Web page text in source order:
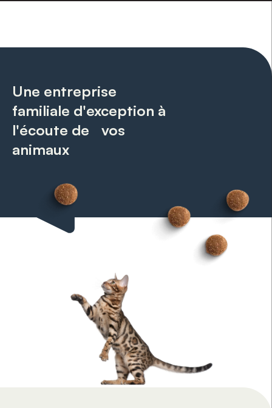
Une entreprise
familiale d'exception à
l'écoute de vos
animaux